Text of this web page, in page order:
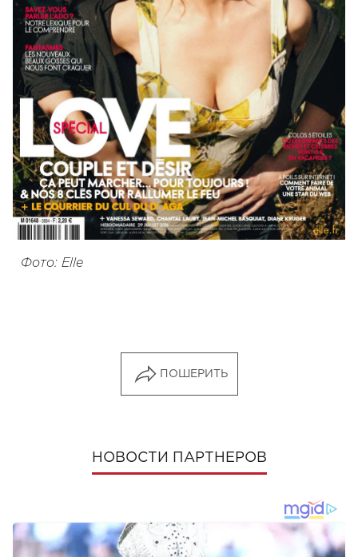
Фото: Elle
ПОШЕРИТЬ
НОВОСТИ ПАРТНЕРОВ